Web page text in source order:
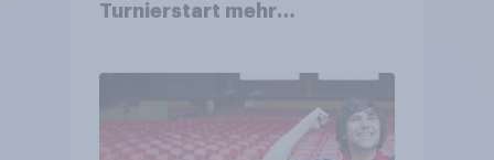
Turnierstart mehr